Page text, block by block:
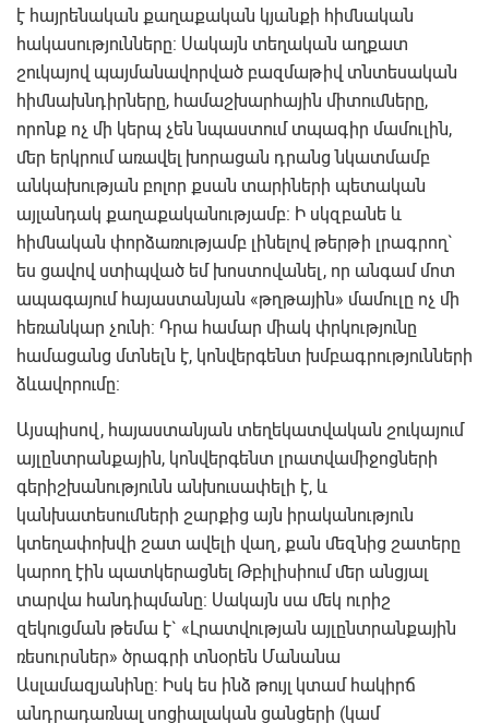
է հայրենական քաղաքական կյանքի հիմնական
հակասությունները: Սակայն տեղական աղքատ
շուկայով պայմանավորված բազմաթիվ տնտեսական
հիմնախնդիրները, համաշխարհային միտումները,
որոնք ոչ մի կերպ չեն նպաստում տպագիր մամուլին,
մեր երկրում առավել խորացան դրանց նկատմամբ
անկախության բոլոր քսան տարիների պետական
այլանդակ քաղաքականությամբ: Ի սկզբանե և
հիմնական փորձառությամբ լինելով թերթի լրագրող`
ես ցավով ստիպված եմ խոստովանել, որ անգամ մոտ
ապագայում հայաստանյան «թղթային» մամուլը ոչ մի
հեռանկար չունի: Դրա համար միակ փրկությունը
համացանց մտնելն է, կոնվերգենտ խմբագրությունների
ձևավորումը:
Այսպիսով, հայաստանյան տեղեկատվական շուկայում
այլընտրանքային, կոնվերգենտ լրատվամիջոցների
գերիշխանությունն անխուսափելի է, և
կանխատեսումների շարքից այն իրականություն
կտեղափոխվի շատ ավելի վաղ, քան մեզնից շատերը
կարող էին պատկերացնել Թբիլիսիում մեր անցյալ
տարվա հանդիպմանը: Սակայն սա մեկ ուրիշ
զեկուցման թեմա է` «Լրատվության այլընտրանքային
ռեսուրսներ» ծրագրի տնօրեն Մանանա
Ասլամազյանինը: Իսկ ես ինձ թույլ կտամ հակիրճ
անդրադառնալ սոցիալական ցանցերի (կամ